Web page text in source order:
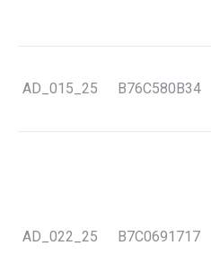
AD_015_25 B76C580B34
AD_022_25 B7C0691717